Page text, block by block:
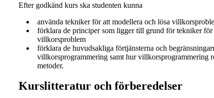
Efter godkänd kurs ska studenten kunna
använda tekniker för att modellera och lösa
förklara de principer som ligger till grund för tekniker för
villkorsproblem
förklara de huvudsakliga förtjänsterna och
villkorsprogrammering samt hur villkorsprogrammering
metoder.
Kurslitteratur och förberedelser